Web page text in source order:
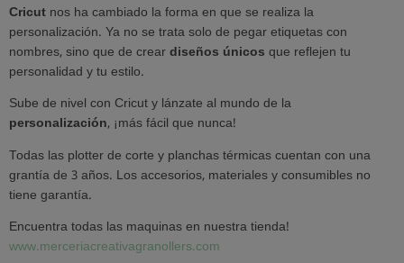
Cricut nos ha cambiado la forma en que se realiza la
personalización. Ya no se trata solo de pegar etiquetas con
nombres, sino que de creardiseños únicos que reflejen tu
personalidad y tu estilo.
Sube de nivel con Cricut y lánzate al mundo de la
personalización, ¡más fácil que nunca!
Todas las plotter de corte y planchas térmicas cuentan con una
grantía de 3 años. Los accesorios, materiales y consumibles no
tiene garantía.
Encuentra todas las maquinas en nuestra tienda!
www.merceriacreativagranollers.com